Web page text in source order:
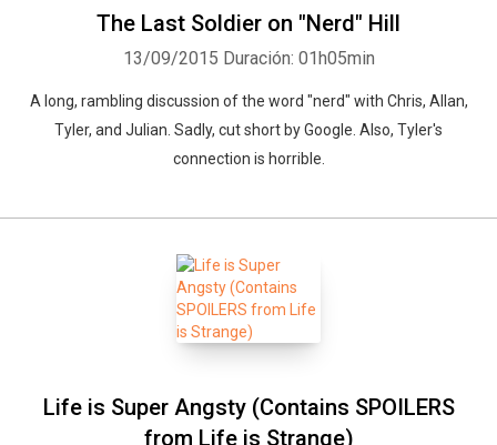
The Last Soldier on "Nerd" Hill
13/09/2015 Duración: 01h05min
A long, rambling discussion of the word "nerd" with Chris, Allan,
Tyler, and Julian. Sadly, cut short by Google. Also, Tyler's
connection is horrible.
Life is Super Angsty (Contains SPOILERS
from Life is Strange)